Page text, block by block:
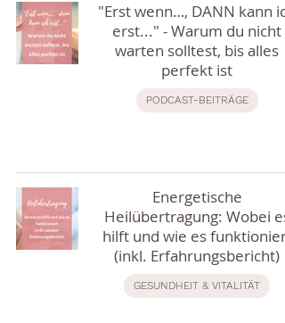
"Erst wenn…, DANN kann ich
erst..." - Warum du nicht
warten solltest, bis alles
perfekt ist
PODCAST-BEITRÄGE
Energetische
Heilübertragung: Wobei es
hilft und wie es funktioniert
(inkl. Erfahrungsbericht)
GESUNDHEIT & VITALITÄT